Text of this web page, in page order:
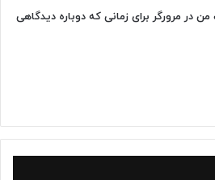
در مرورگر برای زمانی که دوباره دیدگاهی